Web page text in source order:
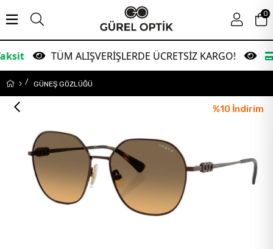
ALIŞVERİŞLERDE ÜCRETSİZ KARGO! Garanti
0
GÜNEŞ GÖZLÜĞÜ
%10 İndirim